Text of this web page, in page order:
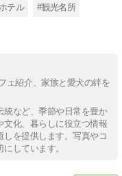
テル #観光名所
ェ紹介、家族と愛犬の絆を
統など、季節や日常を豊か
文化、暮らしに役立つ情報
を提供します。写真やコ
しています。